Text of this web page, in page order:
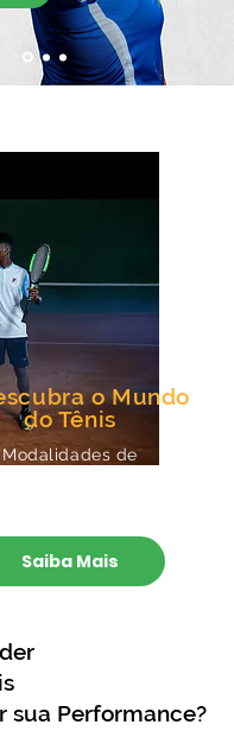
o Mundo
do Tênis
Modalidades de
Saiba Mais
sua Performance?